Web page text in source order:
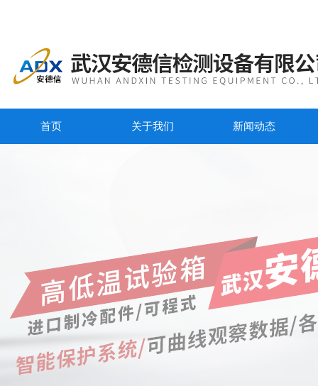
首页 关于我们 新闻动态